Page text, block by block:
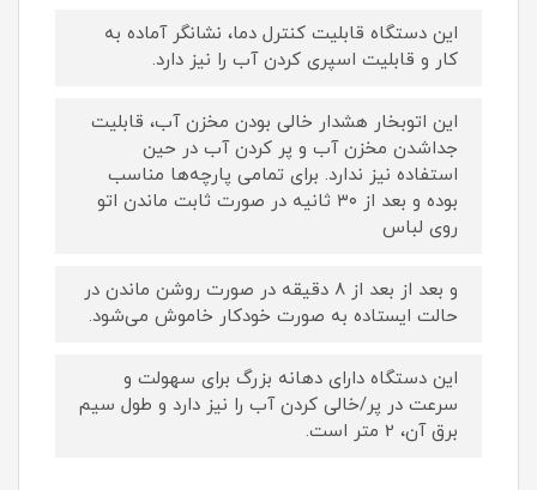
این دستگاه قابلیت کنترل دما، نشانگر آماده به
کار و قابلیت اسپری کردن آب را نیز دارد.
این اتوبخار هشدار خالی بودن مخزن آب، قابلیت
جداشدن مخزن آب و پر کردن آب در حین
استفاده نیز ندارد. برای تمامی پارچه‌ها مناسب
بوده و بعد از ۳۰ ثانیه در صورت ثابت ماندن اتو
روی لباس
و بعد از بعد از ۸ دقیقه در صورت روشن ماندن در
حالت ایستاده به صورت خودکار خاموش می‌شود.
این دستگاه دارای دهانه بزرگ برای سهولت و
سرعت در پر/خالی کردن آب را نیز دارد و طول سیم
برق آن، 2 متر است.